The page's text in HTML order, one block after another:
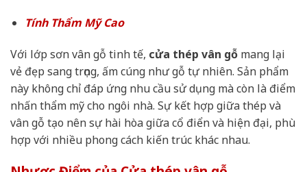
Tính Thẩm Mỹ Cao
Với lớp sơn vân gỗ tinh tế, cửa thép vân gỗ mang lại
vẻ đẹp sang trọng, ấm cúng như gỗ tự nhiên. Sản phẩm
này không chỉ đáp ứng nhu cầu sử dụng mà còn là điểm
nhấn thẩm mỹ cho ngôi nhà. Sự kết hợp giữa thép và
vân gỗ tạo nên sự hài hòa giữa cổ điển và hiện đại, phù
hợp với nhiều phong cách kiến trúc khác nhau.